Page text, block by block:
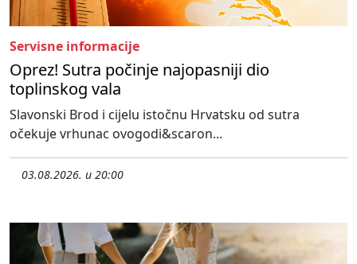
Servisne informacije
Oprez! Sutra počinje najopasniji dio
toplinskog vala
Slavonski Brod i cijelu istočnu Hrvatsku od sutra
očekuje vrhunac ovogodi&scaron...
03.08.2026. u 20:00